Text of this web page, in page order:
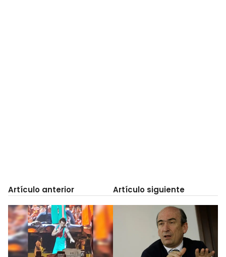
Artículo anterior Artículo siguiente